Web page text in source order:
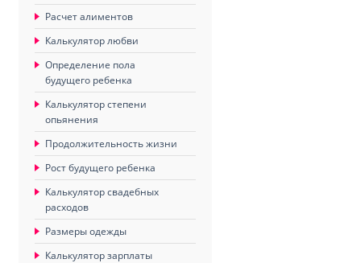
Расчет алиментов
Калькулятор любви
Определение пола
будущего ребенка
Калькулятор степени
опьянения
Продолжительность жизни
Рост будущего ребенка
Калькулятор свадебных
расходов
Размеры одежды
Калькулятор зарплаты